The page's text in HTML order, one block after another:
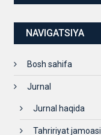
NAVIGATSIYA
Bosh sahifa
Jurnal
Jurnal haqida
Tahririyat jamoasi